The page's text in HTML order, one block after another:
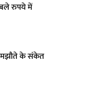
रुपये में
के संकेत